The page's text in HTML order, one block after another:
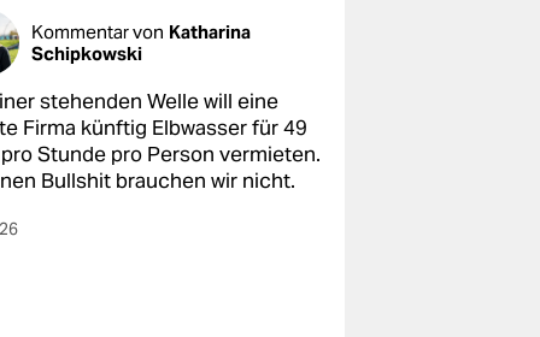
Kommentar von Katharina
Schipkowski
stehenden Welle will eine
Firma künftig Elbwasser für 49
Stunde pro Person vermieten.
Bullshit brauchen wir nicht.